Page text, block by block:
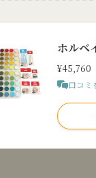
ホルベ
¥45,760
口コミ